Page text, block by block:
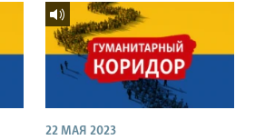
22 МАЯ 2023